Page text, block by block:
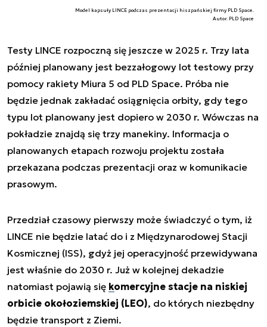
Model kapsuły LINCE podczas prezentacji hiszpańskiej firmy PLD Space.
Autor. PLD Space
Testy LINCE rozpoczną się jeszcze w 2025 r. Trzy lata
później planowany jest bezzałogowy lot testowy przy
pomocy rakiety Miura 5 od PLD Space. Próba nie
będzie jednak zakładać osiągnięcia orbity, gdy tego
typu lot planowany jest dopiero w 2030 r. Wówczas na
pokładzie znajdą się trzy manekiny. Informacja o
planowanych etapach rozwoju projektu została
przekazana podczas prezentacji oraz w komunikacie
prasowym.
Przedział czasowy pierwszy może świadczyć o tym, iż
LINCE nie będzie latać do i z Międzynarodowej Stacji
Kosmicznej (ISS), gdyż jej operacyjność przewidywana
jest właśnie do 2030 r. Już w kolejnej dekadzie
natomiast pojawią się komercyjne stacje na niskiej
orbicie okołoziemskiej (LEO), do których niezbędny
będzie transport z Ziemi.